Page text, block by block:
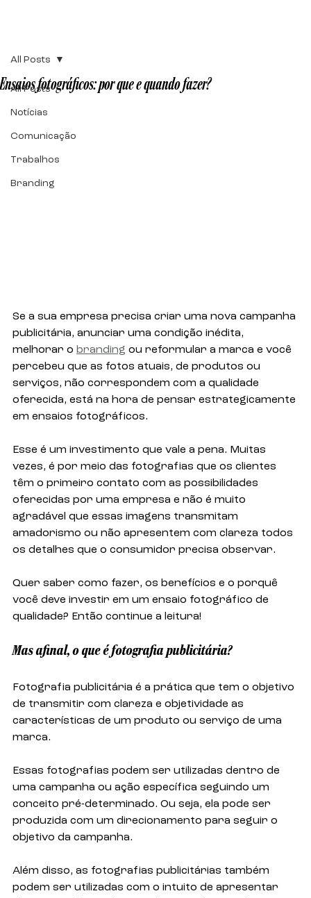
All Posts
Notícias
Comunicação
Trabalhos
Branding
All Posts
Ensaios fotográficos: por que e quando fazer?
Se a sua empresa precisa criar uma nova campanha
publicitária, anunciar uma condição inédita,
melhorar o branding ou reformular a marca e você
percebeu que as fotos atuais, de produtos ou
serviços, não correspondem com a qualidade
oferecida, está na hora de pensar estrategicamente
em ensaios fotográficos.
Esse é um investimento que vale a pena. Muitas
vezes, é por meio das fotografias que os clientes
têm o primeiro contato com as possibilidades
oferecidas por uma empresa e não é muito
agradável que essas imagens transmitam
amadorismo ou não apresentem com clareza todos
os detalhes que o consumidor precisa observar.
Quer saber como fazer, os benefícios e o porquê
você deve investir em um ensaio fotográfico de
qualidade? Então continue a leitura!
Mas afinal, o que é fotografia publicitária?
Fotografia publicitária é a prática que tem o objetivo
de transmitir com clareza e objetividade as
características de um produto ou serviço de uma
marca.
Essas fotografias podem ser utilizadas dentro de
uma campanha ou ação específica seguindo um
conceito pré-determinado. Ou seja, ela pode ser
produzida com um direcionamento para seguir o
objetivo da campanha.
Além disso, as fotografias publicitárias também
podem ser utilizadas com o intuito de apresentar